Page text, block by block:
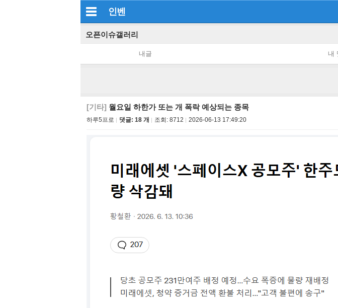
인벤
오픈이슈갤러리
내글 내
[기타] 월요일 하한가 또는 개 폭락 예상되는 종목
하루5프로 댓글: 18 개 조회: 8712 2026-06-13 17:49:20